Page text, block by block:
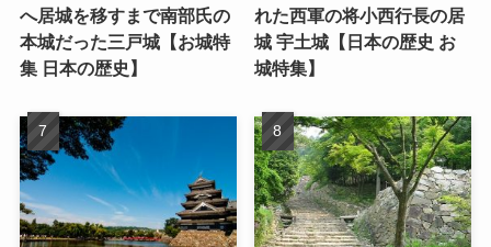
へ居城を移すまで南部氏の
本城だった三戸城【お城特
集 日本の歴史】
れた西軍の将小西行長の居
城 宇土城【日本の歴史 お
城特集】